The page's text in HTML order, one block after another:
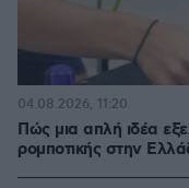
Πώς μια απλή ιδέα
ρομποτικής στην
04.08.2026, 11:20